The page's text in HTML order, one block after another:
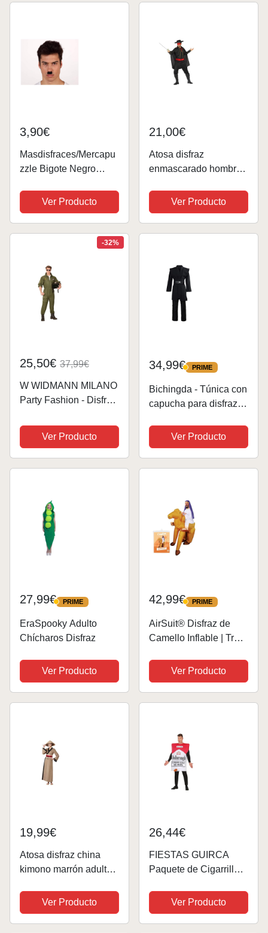
3,90€
Masdisfraces/Mercapu
zzle Bigote Negro
Ver Producto
21,00€
Atosa disfraz
enmascarado hombre
Ver Producto
-32%
25,50€ 37,99€
W WIDMANN MILANO
Party Fashion - Disfraz
mono, disfraces,
carnaval
Ver Producto
34,99€ PRIME
PRIME
Bichingda - Túnica con
capucha para disfraz
para hombre, conjunto
completo para
Halloween.
Ver Producto
27,99€ PRIME
PRIME
EraSpooky Adulto
Chícharos Disfraz
Ver Producto
42,99€ PRIME
PRIME
AirSuit® Disfraz de
Camello Inflable | Traje
Adulto 160 a 190cm |
Poliéster Cómodo |
Resistente | Sistema
Ver Producto
19,99€
Atosa disfraz china
kimono marrón adulto
Ver Producto
26,44€
FIESTAS GUIRCA
Paquete de Cigarrillos
Hombre - Despedida
de Soltero Despedida
de Soltero Disfraz de
Ver Producto